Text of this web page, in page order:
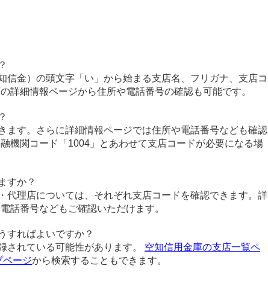
信金）の頭文字「い」から始まる支店名、フリガナ、支店コ
詳細情報ページから住所や電話番号の確認も可能です。
ます。さらに詳細情報ページでは住所や電話番号なども確認
機関コード「1004」とあわせて支店コードが必要になる場
すか？
代理店については、それぞれ支店コードを確認できます。詳
話番号などもご確認いただけます。
すればよいですか？
されている可能性があります。 空知信用金庫の支店一覧ペ
ページから検索することもできます。